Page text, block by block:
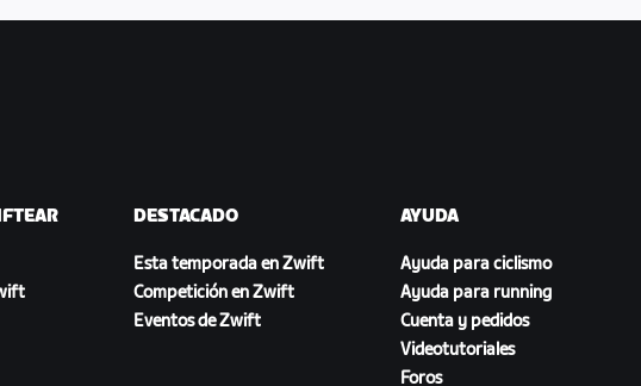
DESTACADO
Esta temporada en Zwift
Competición en Zwift
Eventos de Zwift
AYUDA
Ayuda para ciclismo
Ayuda para running
Cuenta y pedidos
Videotutoriales
Foros